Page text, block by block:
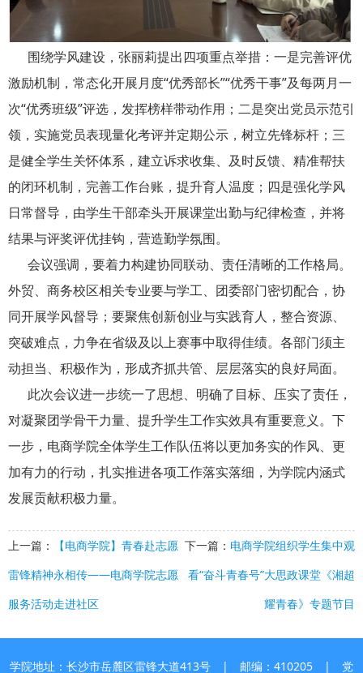
围绕学风建设，张丽莉提出四项重点举措：一是完善评优
激励机制，常态化开展月度“优秀部长”“优秀干事”及每两月一
次“优秀班级”评选，发挥榜样带动作用；二是突出党员示范引
领，实施党员表现量化考评并定期公示，树立先锋标杆；三
是健全学生关怀体系，建立诉求收集、及时反馈、精准帮扶
的闭环机制，完善工作台账，提升育人温度；四是强化学风
日常督导，由学生干部牵头开展课堂出勤与纪律检查，并将
结果与评奖评优挂钩，营造勤学氛围。
会议强调，要着力构建协同联动、责任清晰的工作格局。
外贸、商务校区相关专业要与学工、团委部门密切配合，协
同开展学风督导；要聚焦创新创业与实践育人，整合资源、
突破难点，力争在省级及以上赛事中取得佳绩。各部门须主
动担当、积极作为，形成齐抓共管、层层落实的良好局面。
此次会议进一步统一了思想、明确了目标、压实了责任，
对凝聚团学骨干力量、提升学生工作实效具有重要意义。下
一步，电商学院全体学生工作队伍将以更加务实的作风、更
加有力的行动，扎实推进各项工作落实落细，为学院内涵式
发展贡献积极力量。
上一篇：
【电商学院】青春赴志愿
雷锋精神永相传——电商学院志愿
服务活动走进社区
下一篇： 电商学院组织学生集中观
看“奋斗青春号”大思政课堂《湘超
耀青春》专题节目
学院地址：长沙市岳麓区雷锋大道413号 | 邮编：410205 | 党